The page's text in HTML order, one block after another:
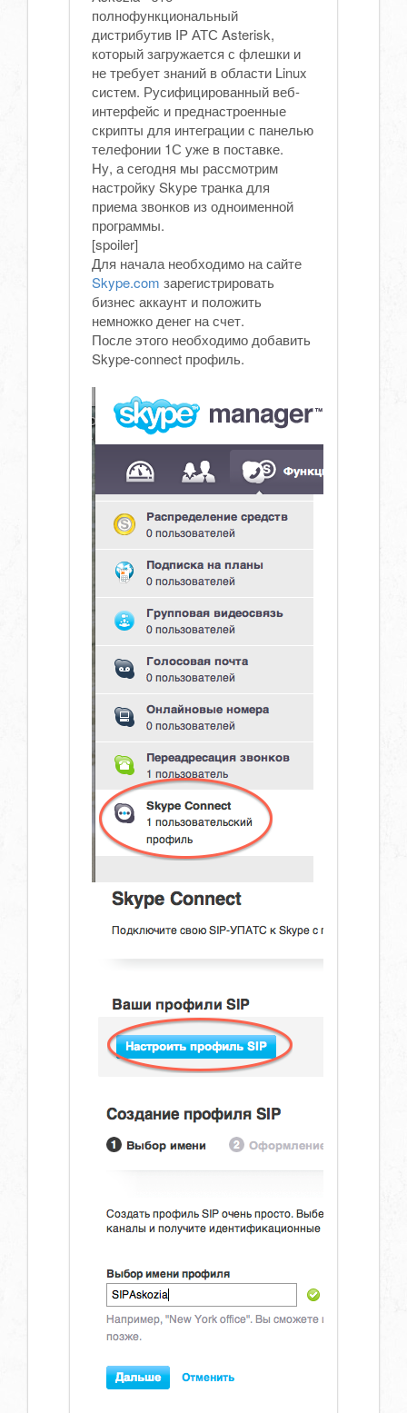
полнофункциональный
дистрибутив IP АТС Asterisk,
который загружается с флешки и
не требует знаний в области Linux
систем. Русифицированный веб-
интерфейс и преднастроенные
скрипты для интеграции с панелью
телефонии 1С уже в поставке.
Ну, а сегодня мы рассмотрим
настройку Skype транка для
приема звонков из одноименной
программы.
[spoiler]
Для начала необходимо на сайте
Skype.com зарегистрировать
бизнес аккаунт и положить
немножко денег на счет.
После этого необходимо добавить
Skype-connect профиль.